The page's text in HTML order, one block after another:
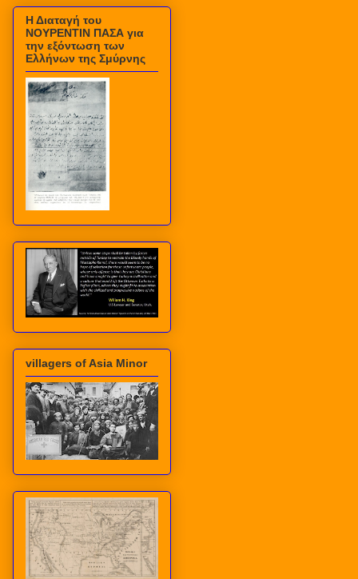
Η Διαταγή του
ΝΟΥΡΕΝΤΙΝ ΠΑΣΑ για
την εξόντωση των
Ελλήνων της Σμύρνης
villagers of Asia Minor